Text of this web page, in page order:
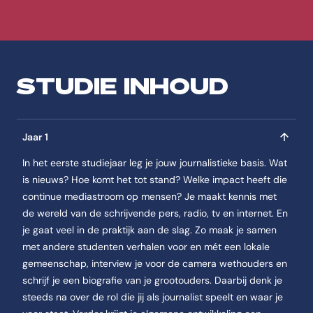
Curriculum
Semester 1
In jaar 1, semester 1 van de opleiding Journalistiek komt aan bod:
Semester 1 De kern van Journalistiek
Journalistiek denken & doen (10EC)
Produceren met een redactie (10EC)
De waarde(n) van journalistiek laten zien (10EC)
Semester 2
STUDIE INHOUD
Jaar 1
In het eerste studiejaar leg je jouw journalistieke basis. Wat
is nieuws? Hoe komt het tot stand? Welke impact heeft die
continue mediastroom op mensen? Je maakt kennis met
de wereld van de schrijvende pers, radio, tv en internet. En
je gaat veel in de praktijk aan de slag. Zo maak je samen
met andere studenten verhalen voor en mét een lokale
gemeenschap, interview je voor de camera wethouders en
schrijf je een biografie van je grootouders. Daarbij denk je
steeds na over de rol die jij als journalist speelt en waar je